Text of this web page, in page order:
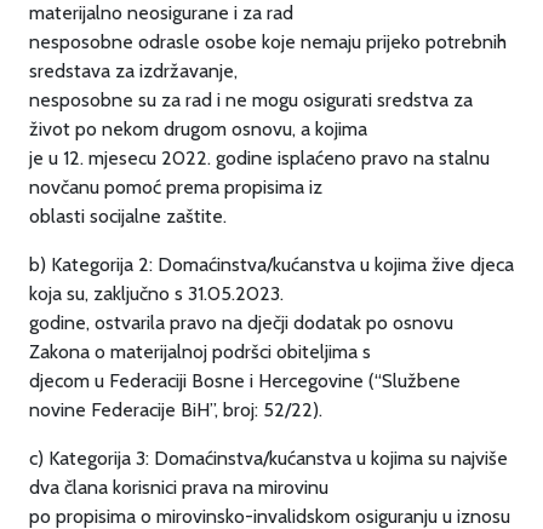
materijalno neosigurane i za rad
nesposobne odrasle osobe koje nemaju prijeko potrebnih
sredstava za izdržavanje,
nesposobne su za rad i ne mogu osigurati sredstva za
život po nekom drugom osnovu, a kojima
je u 12. mjesecu 2022. godine isplaćeno pravo na stalnu
novčanu pomoć prema propisima iz
oblasti socijalne zaštite.
b) Kategorija 2: Domaćinstva/kućanstva u kojima žive djeca
koja su, zaključno s 31.05.2023.
godine, ostvarila pravo na dječji dodatak po osnovu
Zakona o materijalnoj podršci obiteljima s
djecom u Federaciji Bosne i Hercegovine (“Službene
novine Federacije BiH”, broj: 52/22).
c) Kategorija 3: Domaćinstva/kućanstva u kojima su najviše
dva člana korisnici prava na mirovinu
po propisima o mirovinsko-invalidskom osiguranju u iznosu